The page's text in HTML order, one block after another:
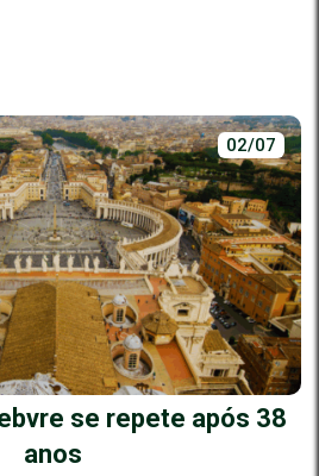
02/07
se repete após 38
anos